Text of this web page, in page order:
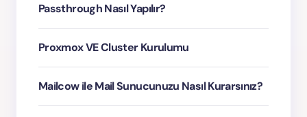
Passthrough Nasıl Yapılır?
Proxmox VE Cluster Kurulumu
Mailcow ile Mail Sunucunuzu Nasıl Kurarsınız?